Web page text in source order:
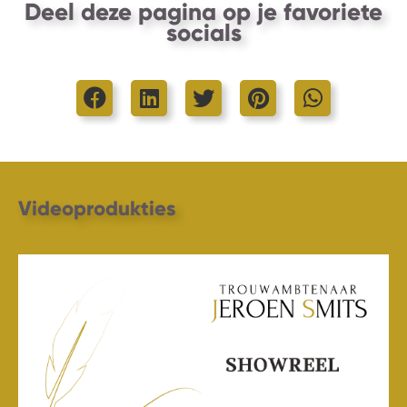
Deel deze pagina op je favoriete
socials
Share on Facebook
Share on LinkedIn
Share on Twitter
Share onShare on
Videoprodukties